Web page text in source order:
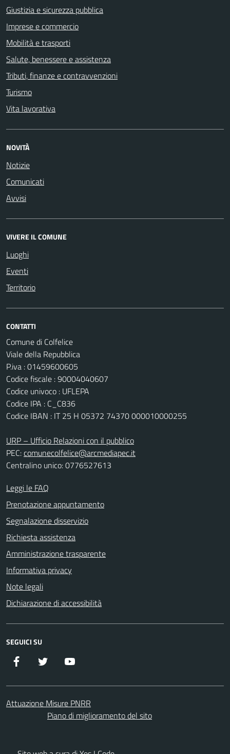
Giustizia e sicurezza pubblica
Imprese e commercio
Mobilità e trasporti
Salute, benessere e assistenza
Tributi, finanze e contravvenzioni
Turismo
Vita lavorativa
NOVITÀ
Notizie
Comunicati
Avvisi
VIVERE IL COMUNE
Luoghi
Eventi
Territorio
CONTATTI
Comune di Colfelice
Viale della Repubblica
P.iva : 01459600605
Codice fiscale : 90004040607
Codice univoco : UFLEPA
Codice IPA : C_C836
Codice IBAN : IT 25 H 05372 74370 000010000255
URP – Ufficio Relazioni con il pubblico
PEC:comunecolfelice@arcmediapec.it
Centralino unico: 0776527613
Leggi le FAQ
Prenotazione appuntamento
Segnalazione disservizio
Richiesta assistenza
Amministrazione trasparente
Informativa privacy
Note legali
Dichiarazione di accessibilità
SEGUICI SU
Facebook Twitter
Attuazione Misure PNRR
Piano di miglioramento del sito